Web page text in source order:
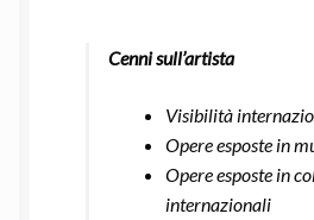
Cenni sull’artista
Visibilità
Opere esposte in
Opere esposte in
internazionali